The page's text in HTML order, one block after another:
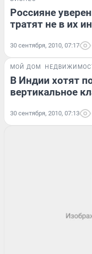
Россияне
тратят не в их
30 сентября, 2010, 07:17
МОЙ ДОМ
В Индии хотят
вертикальное
30 сентября, 2010, 07:13